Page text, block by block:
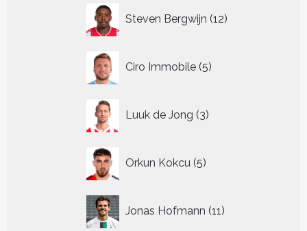
Steven Bergwijn 12
producten
Ciro Immobile 5
producten
Luuk de Jong 3
producten
Orkun Kokcu 5
producten
Jonas Hofmann 11
producten